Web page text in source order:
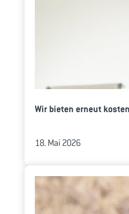
Wir bieten erneut
18. Mai 2026